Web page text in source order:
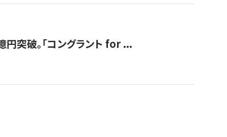
突破。「コングラント for ...